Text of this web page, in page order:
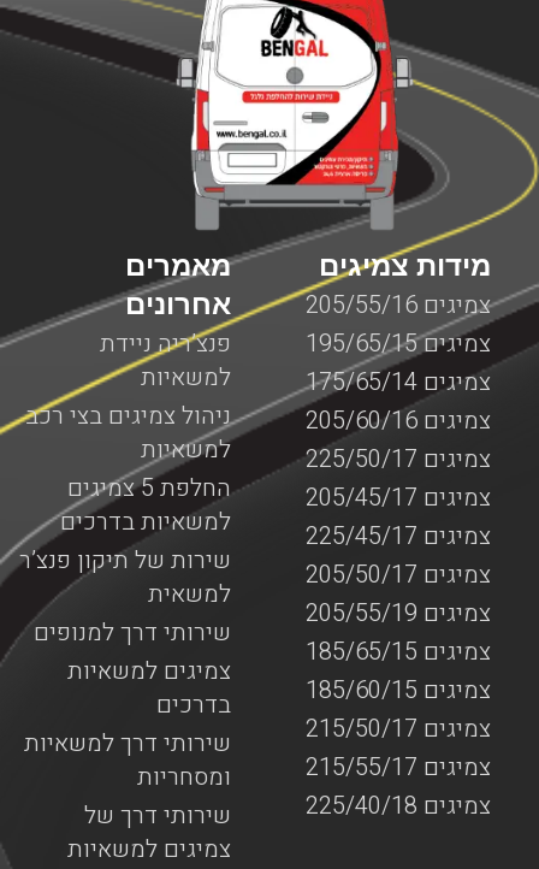
מאמרים
אחרונים
פנצ’ריה ניידת
למשאיות
ניהול צמיגים בצי רכב
למשאיות
החלפת 5 צמיגים
למשאיות בדרכים
שירות של תיקון פנצ’ר
למשאית
שירותי דרך למנופים
צמיגים למשאיות
בדרכים
שירותי דרך למשאיות
ומסחריות
שירותי דרך של
צמיגים למשאיות
מידות צמיגים
צמיגים 205/55/16
צמיגים 195/65/15
צמיגים 175/65/14
צמיגים 205/60/16
צמיגים 225/50/17
צמיגים 205/45/17
צמיגים 225/45/17
צמיגים 205/50/17
צמיגים 205/55/19
צמיגים 185/65/15
צמיגים 185/60/15
צמיגים 215/50/17
צמיגים 215/55/17
צמיגים 225/40/18